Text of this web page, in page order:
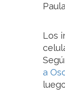
Los
a